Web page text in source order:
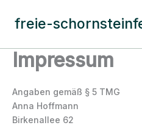
Inhaltfreie-
Impressum
Angaben gemäß § 5 TMG
Anna Hoffmann
Birkenallee 62